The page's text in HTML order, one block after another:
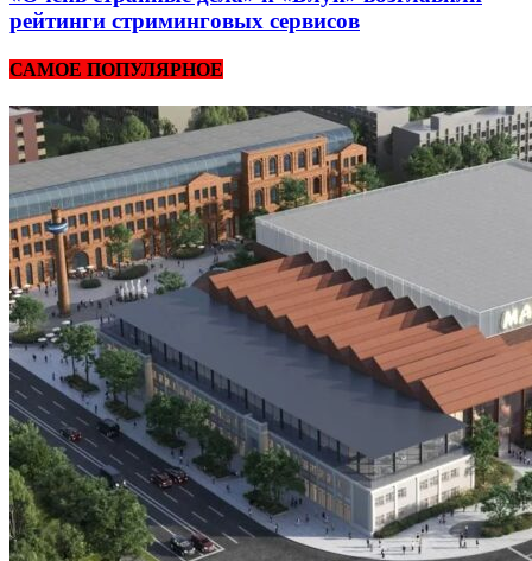
рейтинги стриминговых сервисов
САМОЕ ПОПУЛЯРНОЕ